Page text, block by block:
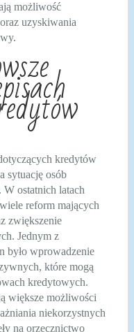
możliwość
uzyskiwania
kredytów
sytuację osób
ostatnich latach
reform mających
zwiększenie
Jednym z
było wprowadzenie
które mogą
kredytowych.
większe możliwości
niekorzystnych
na orzecznictwo